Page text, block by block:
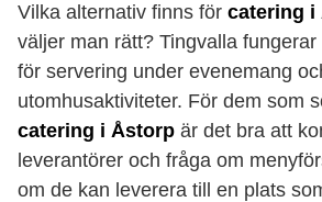
Vilka alternativ finns för catering i
väljer man rätt? Tingvalla
för servering under evenemang
utomhusaktiviteter. För dem som
catering i Åstorp är det bra att
leverantörer och fråga om
om de kan leverera till en plats